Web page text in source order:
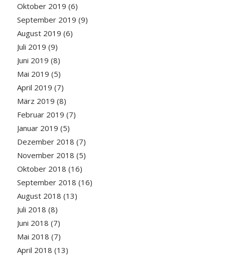
Oktober 2019 (6)
September 2019 (9)
August 2019 (6)
Juli 2019 (9)
Juni 2019 (8)
Mai 2019 (5)
April 2019 (7)
März 2019 (8)
Februar 2019 (7)
Januar 2019 (5)
Dezember 2018 (7)
November 2018 (5)
Oktober 2018 (16)
September 2018 (16)
August 2018 (13)
Juli 2018 (8)
Juni 2018 (7)
Mai 2018 (7)
April 2018 (13)